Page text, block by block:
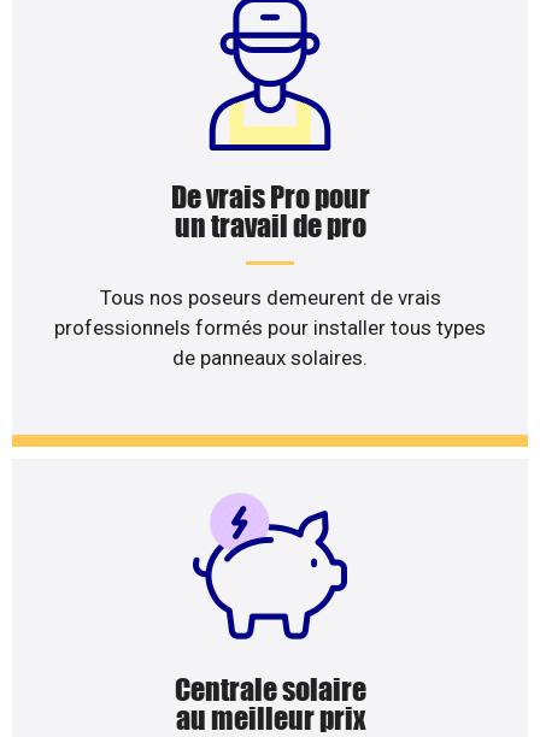
De vrais Pro pour
un travail de pro
Tous nos poseurs demeurent de vrais
professionnels formés pour installer tous types
de panneaux solaires.
Centrale solaire
au meilleur prix